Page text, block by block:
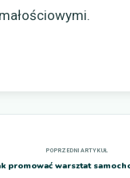
promować warsztat